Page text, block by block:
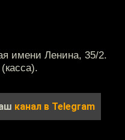
имени Ленина, 35/2.
канал в Telegram